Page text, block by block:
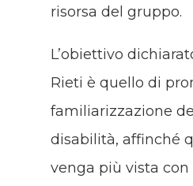
risorsa del gruppo.
L’obiettivo
Rieti è quello di
familiarizzazione
disabilità, affinché
venga più vista